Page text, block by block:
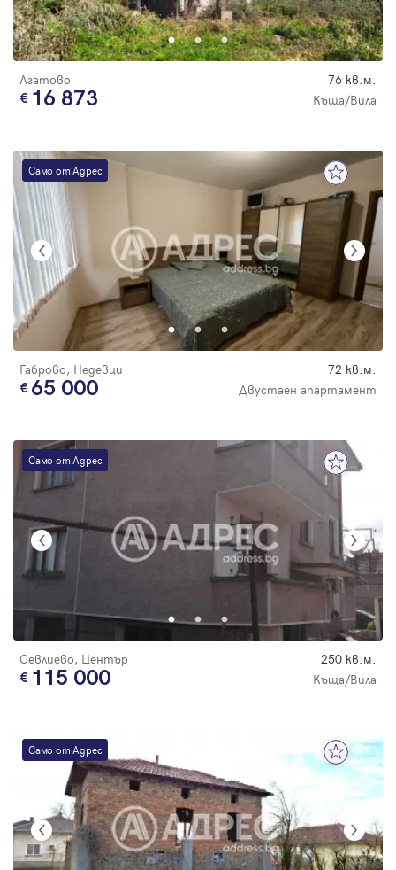
Агатово 76 кв.м.
16 873 Къща/Вила
Само от Адрес
Габрово, Недевци 72 кв.м.
65 000 Двустаен апартамент
Само от Адрес
Севлиево, Център 250 кв.м.
115 000 Къща/Вила
Само от Адрес
Парола
Забравена парола